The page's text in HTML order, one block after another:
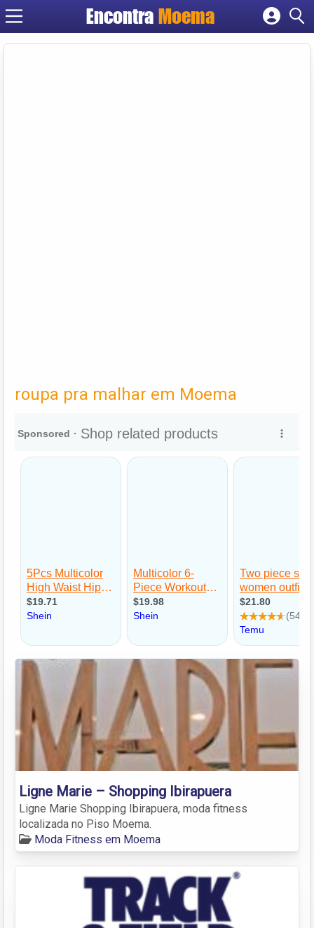
Encontra Moema
roupa pra malhar em Moema
Ligne Marie – Shopping Ibirapuera
Ligne Marie Shopping Ibirapuera, moda fitness
localizada no Piso Moema.
Moda Fitness em Moema